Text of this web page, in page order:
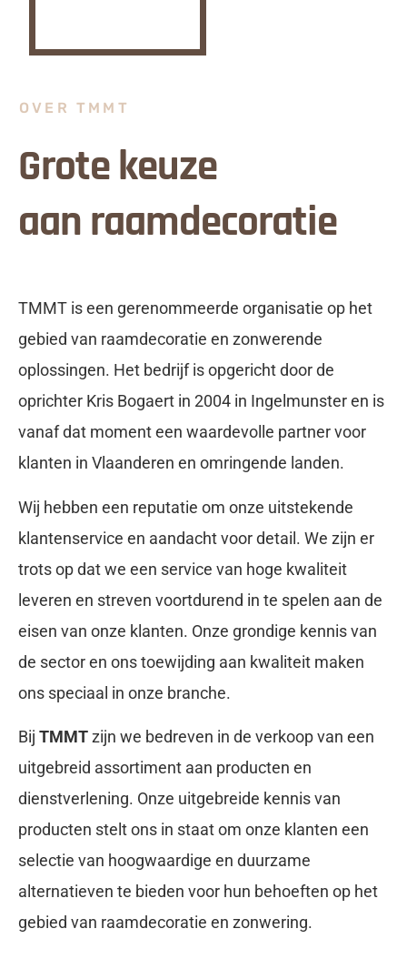
OVER TMMT
Grote keuze
aan raamdecoratie
TMMT is een gerenommeerde organisatie op het
gebied van raamdecoratie en zonwerende
oplossingen. Het bedrijf is opgericht door de
oprichter Kris Bogaert in 2004 in Ingelmunster en is
vanaf dat moment een waardevolle partner voor
klanten in Vlaanderen en omringende landen.
Wij hebben een reputatie om onze uitstekende
klantenservice en aandacht voor detail. We zijn er
trots op dat we een service van hoge kwaliteit
leveren en streven voortdurend in te spelen aan de
eisen van onze klanten. Onze grondige kennis van
de sector en ons toewijding aan kwaliteit maken
ons speciaal in onze branche.
Bij TMMTzijn we bedreven in de verkoop van een
uitgebreid assortiment aan producten en
dienstverlening. Onze uitgebreide kennis van
producten stelt ons in staat om onze klanten een
selectie van hoogwaardige en duurzame
alternatieven te bieden voor hun behoeften op het
gebied van raamdecoratie en zonwering.